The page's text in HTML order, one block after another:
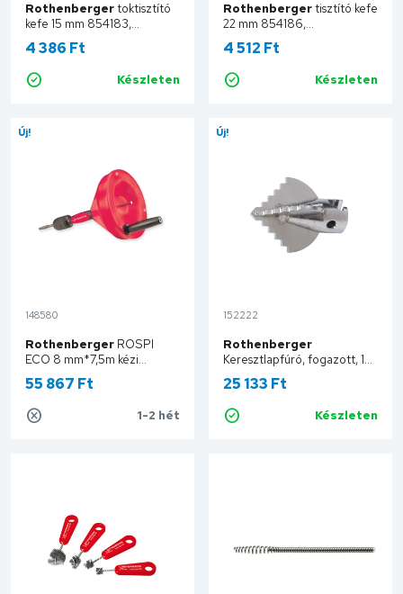
Rothenbergertoktisztító
kefe 15 mm 854183,
1000004632
4 386 Ft
Készleten
Kosárba
Rothenbergertisztító kefe
22 mm 854186,
1000004635
4 512 Ft
Készleten
Kosárba
Új!
148580
Rothenberger ROSPI
ECO 8 mm*7,5m kézi
csőtisztító 92591
55 867 Ft
1-2 hét
Kosárba
Új!
152222
Rothenberger
Keresztlapfúró, fogazott, 16
mm-es csatlakozóval, D=35
mm 72176
25 133 Ft
Készleten
Kosárba